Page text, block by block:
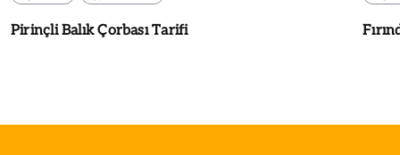
Pirinçli Balık Çorbası Tarifi